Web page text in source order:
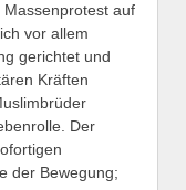
auf
vor allem
gerichtet und
Kräften
Der
der Bewegung;